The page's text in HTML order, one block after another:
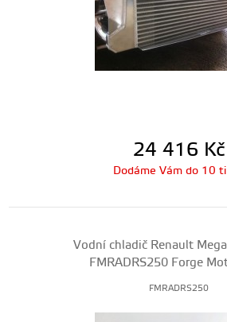
24 416 Kč
Dodáme Vám do 10
Vodní chladič Renault
FMRADRS250 Forge
FMRADRS250